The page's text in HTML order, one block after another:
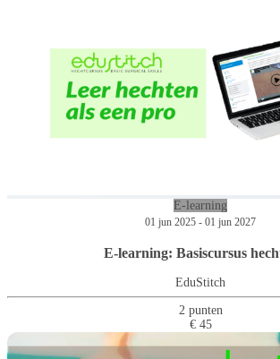
E-learning
01 jun 2025 - 01 jun 2027
E-learning: Basiscursus
EduStitch
2 punten
€ 45